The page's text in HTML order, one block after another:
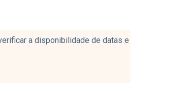
a disponibilidade de datas e